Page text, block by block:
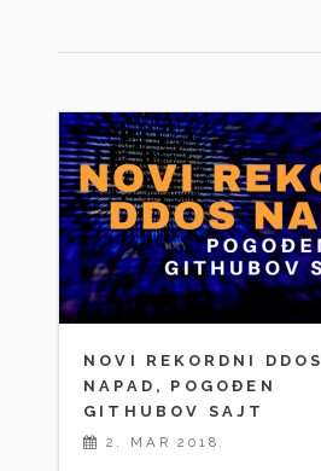
NOVI REKORDNI DDOS
NAPAD, POGOĐEN
GITHUBOV SAJT
2. MAR 2018.